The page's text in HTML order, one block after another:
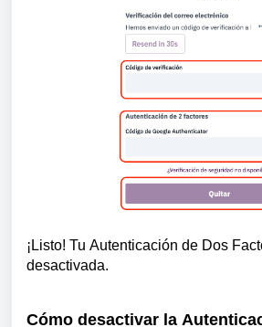
¡Listo! Tu Autenticación de Dos
desactivada.
Cómo desactivar la